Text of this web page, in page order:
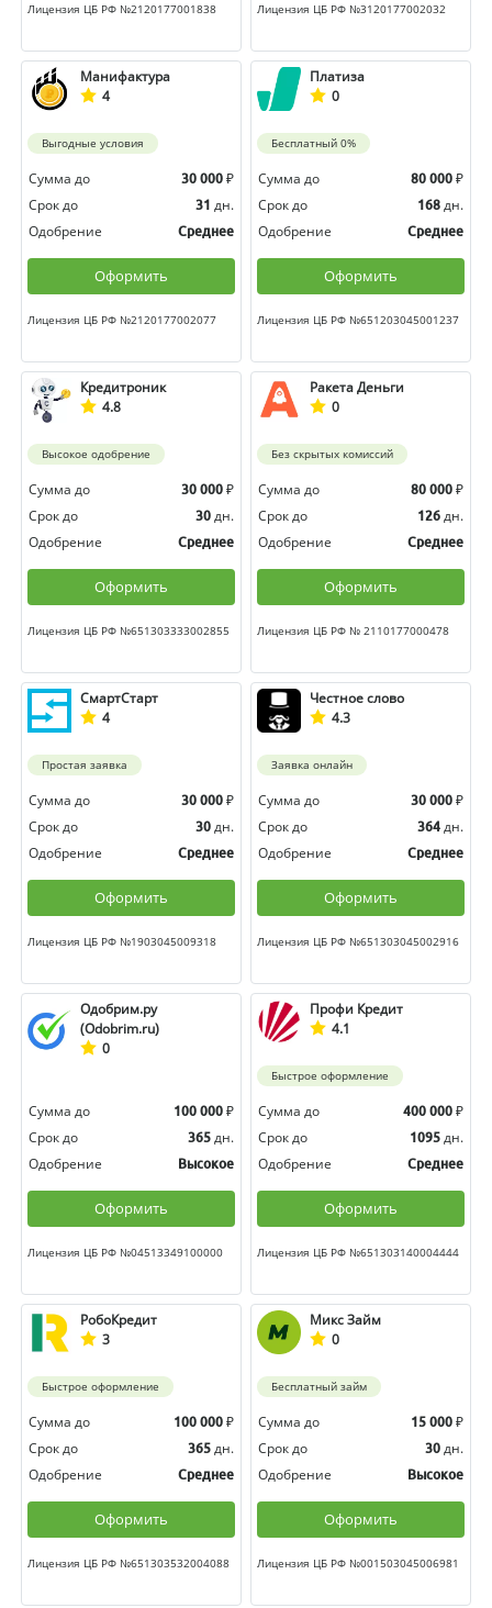
Лицензия ЦБ РФ №2120177001838 Лицензия ЦБ РФ №3120177002032
Манифактура
4
Выгодные условия
Сумма до 30 000 ₽
Срок до
31 дн.
Одобрение
Среднее
Оформить
Лицензия ЦБ РФ №2120177002077
Платиза
0
Бесплатный 0%
Сумма до 80 000 ₽
Срок до
168 дн.
Одобрение
Среднее
Оформить
Лицензия ЦБ РФ №651203045001237
Кредитроник
4.8
Высокое одобрение
Сумма до 30 000 ₽
Срок до
30 дн.
Одобрение
Среднее
Оформить
Лицензия ЦБ РФ №651303333002855
Ракета Деньги
0
Без скрытых комиссий
Сумма до 80 000 ₽
Срок до
126 дн.
Одобрение
Среднее
Оформить
Лицензия ЦБ РФ № 2110177000478
СмартСтарт
4
Простая заявка
Сумма до 30 000 ₽
Срок до
30 дн.
Одобрение
Среднее
Оформить
Лицензия ЦБ РФ №1903045009318
Честное слово
4.3
Заявка онлайн
Сумма до 30 000 ₽
Срок до
364 дн.
Одобрение
Среднее
Оформить
Лицензия ЦБ РФ №651303045002916
Одобрим.ру
(Odobrim.ru)
0
Сумма до 100 000 ₽
Срок до
365 дн.
Одобрение
Высокое
Оформить
Лицензия ЦБ РФ №04513349100000
Профи Кредит
4.1
Быстрое оформление
Сумма до 400 000 ₽
Срок до
1095 дн.
Одобрение
Среднее
Оформить
Лицензия ЦБ РФ №651303140004444
РобоКредит
3
Быстрое оформление
Сумма до 100 000 ₽
Срок до
365 дн.
Одобрение
Среднее
Оформить
Лицензия ЦБ РФ №651303532004088
Микс Займ
0
Бесплатный займ
Сумма до 15 000 ₽
Срок до
30 дн.
Одобрение
Высокое
Оформить
Лицензия ЦБ РФ №001503045006981